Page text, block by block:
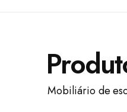
Mobiliário de